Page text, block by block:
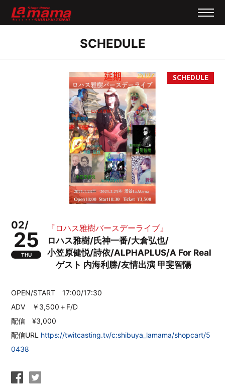
SCHEDULE
02/
25
THU
『ロハス雅樹バースデーライブ』
ロハス雅樹/氏神一番/大倉弘也/
小笠原健悦/詩依/ALPHAPLUS/A For Real
ゲスト 内海利勝/友情出演 甲斐智陽
OPEN/START 17:00/17:30
ADV ￥3,500＋F/D
配信 ¥3,000
配信URL https://twitcasting.tv/c:shibuya_lamama/shopcart/5
0438